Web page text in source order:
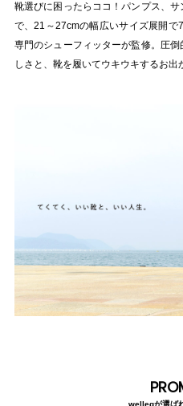
シーンから選ぶ
結婚式・お呼ばれ
ブラック ホワイト ベージュ
靴選びに困ったらココ！パンプス、
で、21～27cmの幅広いサイズ展開
専門のシューフィッターが監修。圧
しさと、靴を履いてウキウキするお出
wellegが選ば